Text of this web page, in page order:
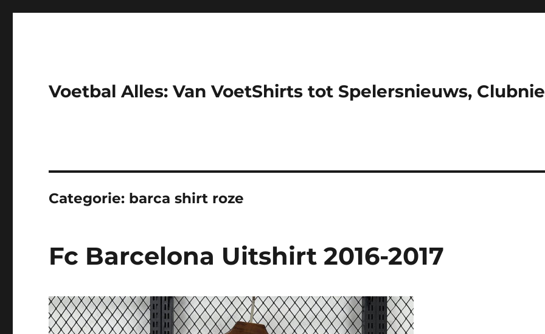
Voetbal Alles: Van VoetShirts tot Spelersnieuws,
Categorie: barca shirt roze
Fc Barcelona Uitshirt 2016-2017